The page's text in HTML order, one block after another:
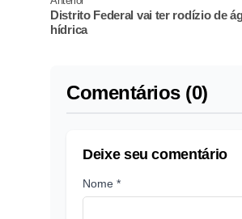
Distrito Federal vai ter rodízio de
hídrica
Comentários (0)
Deixe seu comentário
Nome *